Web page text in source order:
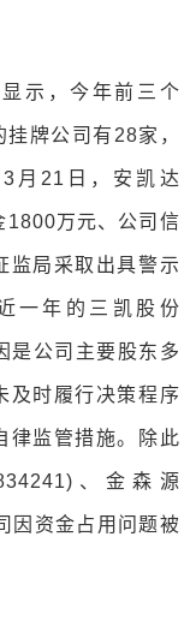
示，今年前三个
牌公司有28家，
月21日，安凯达
1800万元、公司信
监局采取出具警示
一年的三凯股份
是公司主要股东多
及时履行决策程序
律监管措施。除此
、金森源
因资金占用问题被